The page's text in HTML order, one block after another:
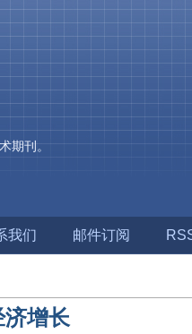
期刊。
我们 邮件订阅
增长